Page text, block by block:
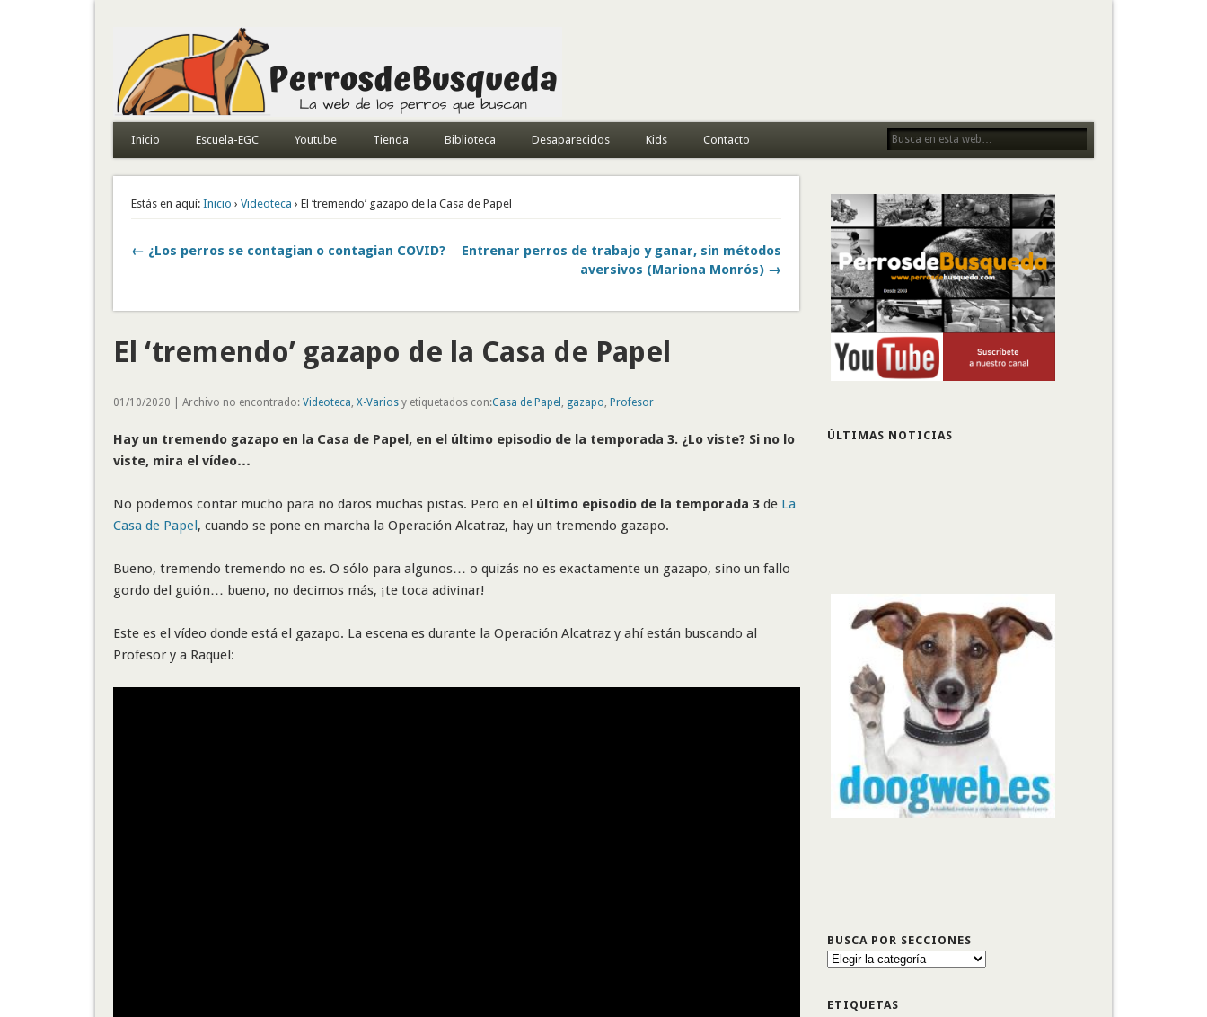
Todo sobre perros de búsqueda y detectores
Inicio Escuela-EGC Youtube Tienda Biblioteca Desaparecidos Kids Contacto
Estás en aquí: Inicio › Videoteca › El ‘tremendo’ gazapo de la Casa de Papel
← ¿Los perros se contagian o contagian COVID?
Entrenar perros de trabajo y ganar, sin métodos
aversivos (Mariona Monrós) →
El ‘tremendo’ gazapo de la Casa de Papel
01/10/2020 | Archivo no encontrado: Videoteca X-Variosy etiquetados con:Casa de Papel gazapo Profesor
Hay un tremendo gazapo en la Casa de Papel, en el último episodio de la temporada 3. ¿Lo viste? Si no lo
viste, mira el vídeo…
No podemos contar mucho para no daros muchas pistas. Pero en el último episodio de la temporada 3 de La
Casa de Papel, cuando se pone en marcha la Operación Alcatraz, hay un tremendo gazapo.
Bueno, tremendo tremendo no es. O sólo para algunos… o quizás no es exactamente un gazapo, sino un fallo
gordo del guión… bueno, no decimos más, ¡te toca adivinar!
Este es el vídeo donde está el gazapo. La escena es durante la Operación Alcatraz y ahí están buscando al
Profesor y a Raquel:
ÚLTIMAS NOTICIAS
BUSCA POR SECCIONES
Busca
ETIQUETAS